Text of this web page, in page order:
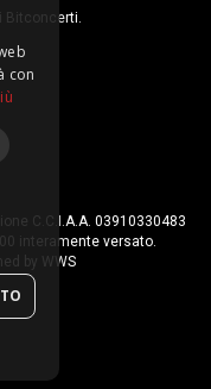
Bitconcerti.
C.C.I.A.A. 03910330483
interamente versato.
by WWS
con